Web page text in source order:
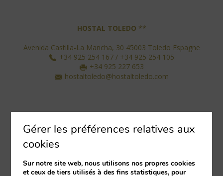
HOSTAL TOLEDO **
Avenida Castilla-La Mancha, 30 45003 Toledo Espagne
+34 925 254 167 / +34 925 254 105
+34 925 227 653
hostaltoledo@hostaltoledo.com
SÍGUENOS EN LAS REDES
Gérer les préférences relatives aux
cookies
Sur notre site web, nous utilisons nos propres cookies
et ceux de tiers utilisés à des fins statistiques, pour